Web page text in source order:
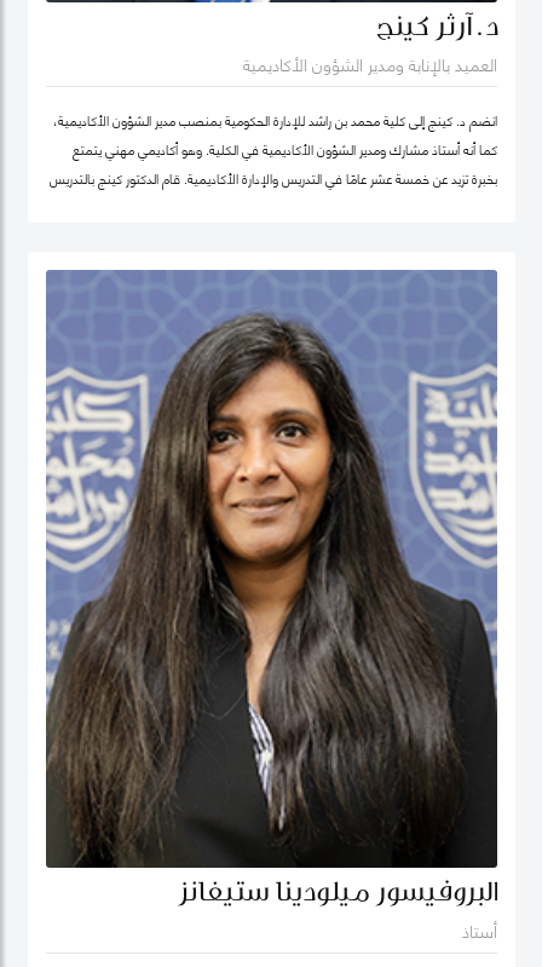
د. آرثر كينج
العميد بالإنابة ومدير الشؤون الأكاديمية
انضم د. كينج إلى كلية محمد بن راشد للإدارة الحكومية بمنصب مدير الشؤون الأكاديمية،
كما أنه أستاذ مشارك ومدير الشؤون الأكاديمية في الكلية. وهو أكاديمي مهني يتمتع
بخبرة تزيد عن خمسة عشر عامًا في التدريس والإدارة الأكاديمية. قام الدكتور كينج بالتدريس
في مناصب إدارية مختلفة بما في ذلك رئيس إدارة، ورئيس لجنة الاعتماد، ورئيس مركز
ريادة الأعمال، وعميدًا لجامعة في الكويت مؤخرًا.
البروفيسور ميلودينا ستيفانز
أستاذ